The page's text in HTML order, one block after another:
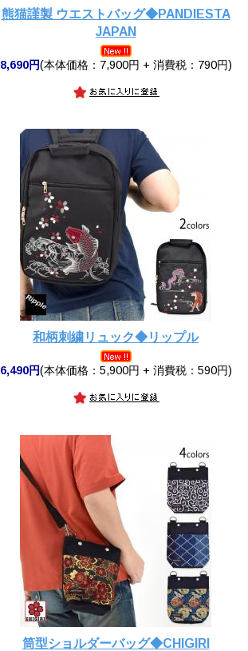
熊猫謹製 ウエストバッグ◆PANDIESTA
JAPAN
8,690円(本体価格：7,900円 + 消費税：790円)
和柄刺繍リュック◆リップル
6,490円(本体価格：5,900円 + 消費税：590円)
筒型ショルダーバッグ◆CHIGIRI